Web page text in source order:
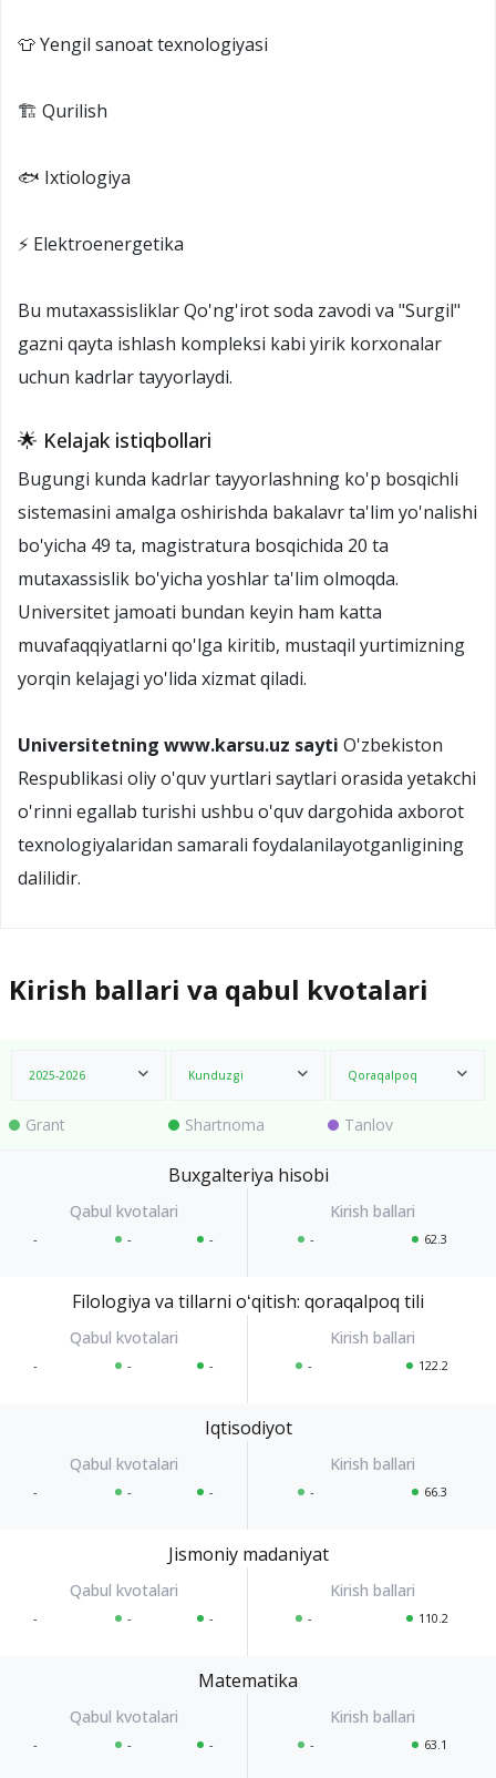
👕 Yengil sanoat texnologiyasi
🏗️ Qurilish
🐟 Ixtiologiya
⚡ Elektroenergetika
Bu mutaxassisliklar Qo'ng'irot soda zavodi va "Surgil"
gazni qayta ishlash kompleksi kabi yirik korxonalar
uchun kadrlar tayyorlaydi.
🌟 Kelajak istiqbollari
Bugungi kunda kadrlar tayyorlashning ko'p bosqichli
sistemasini amalga oshirishda bakalavr ta'lim yo'nalishi
bo'yicha 49 ta, magistratura bosqichida 20 ta
mutaxassislik bo'yicha yoshlar ta'lim olmoqda.
Universitet jamoati bundan keyin ham katta
muvafaqqiyatlarni qo'lga kiritib, mustaqil yurtimizning
yorqin kelajagi yo'lida xizmat qiladi.
Universitetning www.karsu.uz sayti O'zbekiston
Respublikasi oliy o'quv yurtlari saytlari orasida yetakchi
o'rinni egallab turishi ushbu o'quv dargohida axborot
texnologiyalaridan samarali foydalanilayotganligining
dalilidir.
Kirish ballari va qabul kvotalari
2025-2026 Kunduzgi Qoraqalpoq
Grant Shartnoma Tanlov
Buxgalteriya hisobi
- - - - 62.3
Filologiya va tillarni oʻqitish: qoraqalpoq tili
- - - - 122.2
Iqtisodiyot
- - - - 66.3
Jismoniy madaniyat
- - - - 110.2
Matematika
- - - - 63.1